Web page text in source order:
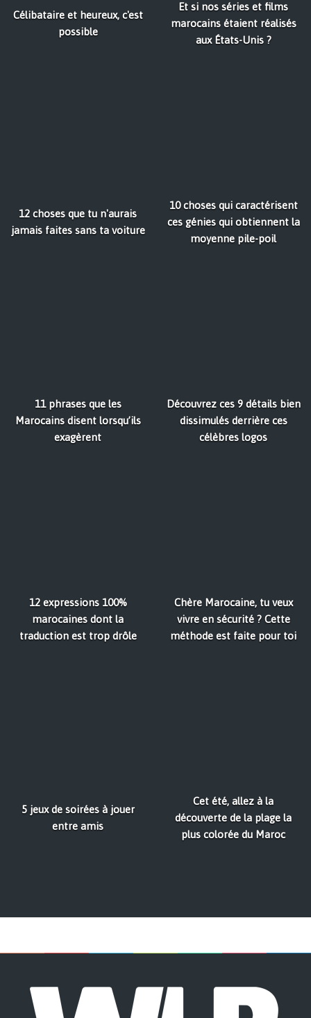
Célibataire et heureux, c'est
possible
Et si nos séries et films
marocains étaient réalisés
aux États-Unis ?
12 choses que tu n'aurais
jamais faites sans ta voiture
10 choses qui caractérisent
ces génies qui obtiennent la
moyenne pile-poil
11 phrases que les
Marocains disent lorsqu’ils
exagèrent
Découvrez ces 9 détails bien
dissimulés derrière ces
célèbres logos
12 expressions 100%
marocaines dont la
traduction est trop drôle
Chère Marocaine, tu veux
vivre en sécurité ? Cette
méthode est faite pour toi
5 jeux de soirées à jouer
entre amis
Cet été, allez à la
découverte de la plage la
plus colorée du Maroc